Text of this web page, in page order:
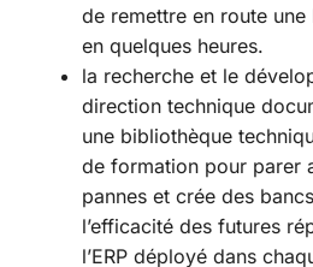
de remettre en route
en quelques heures.
la recherche et le
direction technique
une bibliothèque
de formation pour parer
pannes et crée des
l’efficacité des futures
l’ERP déployé dans